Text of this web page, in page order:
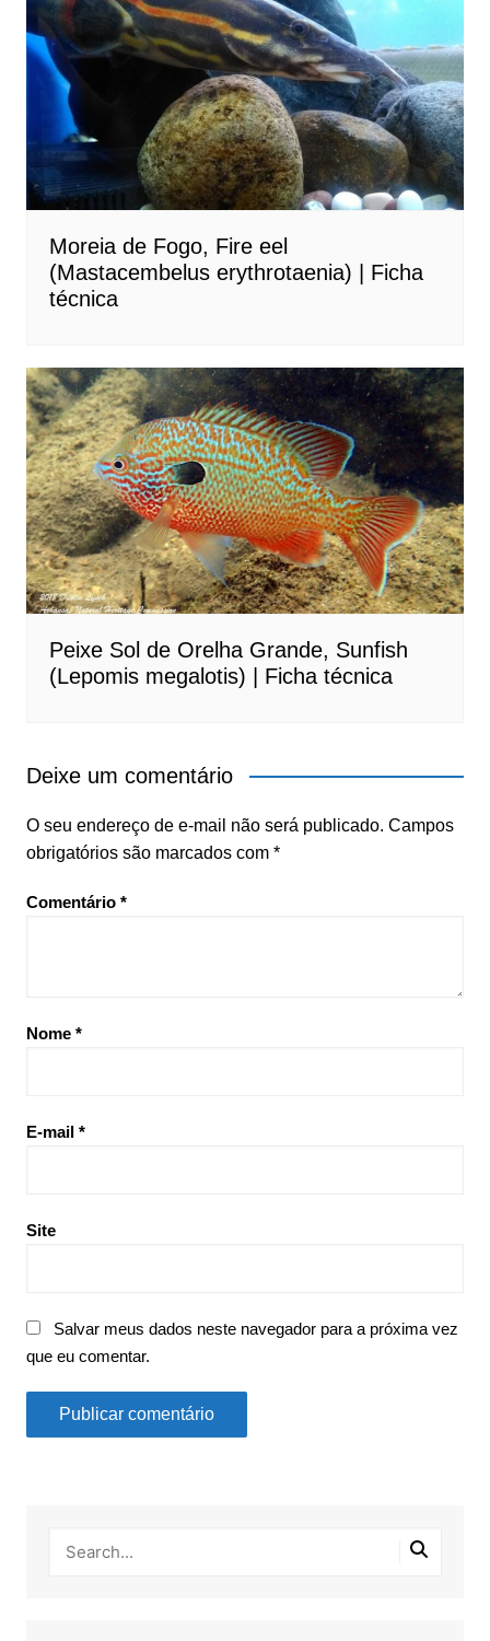
Moreia de Fogo, Fire eel
(Mastacembelus erythrotaenia) | Ficha
técnica
Peixe Sol de Orelha Grande, Sunfish
(Lepomis megalotis) | Ficha técnica
Deixe um comentário
O seu endereço de e-mail não será publicado. Campos
obrigatórios são marcados com *
Comentário *
Nome *
E-mail *
Site
Salvar meus dados neste navegador para a próxima vez
que eu comentar.